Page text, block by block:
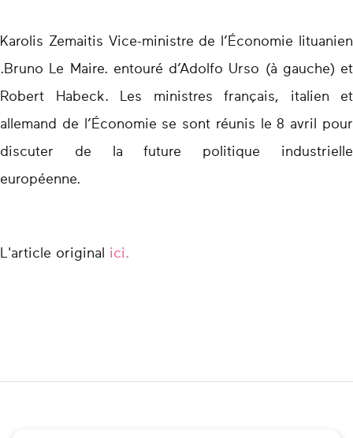
Karolis Zemaitis Vice-ministre de l’Économie lituanien
.Bruno Le Maire. entouré d’Adolfo Urso (à gauche) et
Robert Habeck. Les ministres français, italien et
allemand de l’Économie se sont réunis le 8 avril pour
discuter de la future politique industrielle
européenne.
L'article original ici.